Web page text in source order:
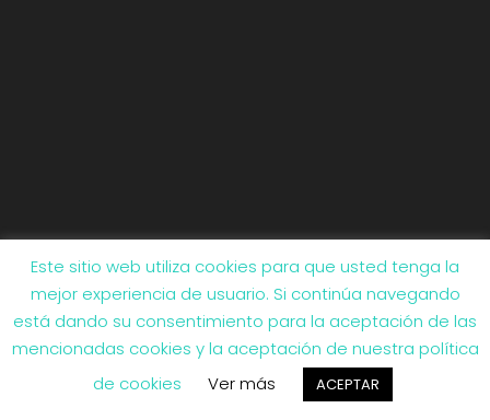
Cargar más ¡Síguenos!
Este sitio web utiliza cookies para que usted tenga la
mejor experiencia de usuario. Si continúa navegando
está dando su consentimiento para la aceptación de las
mencionadas cookies y la aceptación de nuestra política
de cookies
Ver más ACEPTAR